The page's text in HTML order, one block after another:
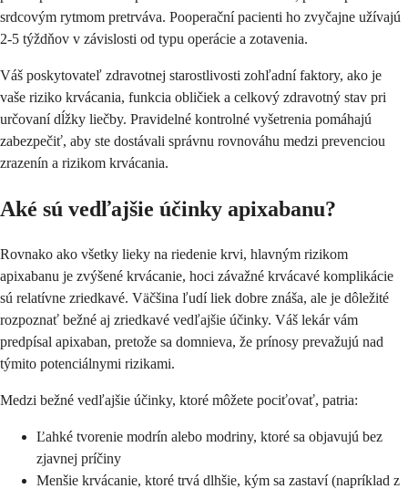
srdcovým rytmom pretrváva. Pooperační pacienti ho zvyčajne užívajú
2-5 týždňov v závislosti od typu operácie a zotavenia.
Váš poskytovateľ zdravotnej starostlivosti zohľadní faktory, ako je
vaše riziko krvácania, funkcia obličiek a celkový zdravotný stav pri
určovaní dĺžky liečby. Pravidelné kontrolné vyšetrenia pomáhajú
zabezpečiť, aby ste dostávali správnu rovnováhu medzi prevenciou
zrazenín a rizikom krvácania.
Aké sú vedľajšie účinky apixabanu?
Rovnako ako všetky lieky na riedenie krvi, hlavným rizikom
apixabanu je zvýšené krvácanie, hoci závažné krvácavé komplikácie
sú relatívne zriedkavé. Väčšina ľudí liek dobre znáša, ale je dôležité
rozpoznať bežné aj zriedkavé vedľajšie účinky. Váš lekár vám
predpísal apixaban, pretože sa domnieva, že prínosy prevažujú nad
týmito potenciálnymi rizikami.
Medzi bežné vedľajšie účinky, ktoré môžete pociťovať, patria:
Ľahké tvorenie modrín alebo modriny, ktoré sa objavujú bez
zjavnej príčiny
Menšie krvácanie, ktoré trvá dlhšie, kým sa zastaví (napríklad z